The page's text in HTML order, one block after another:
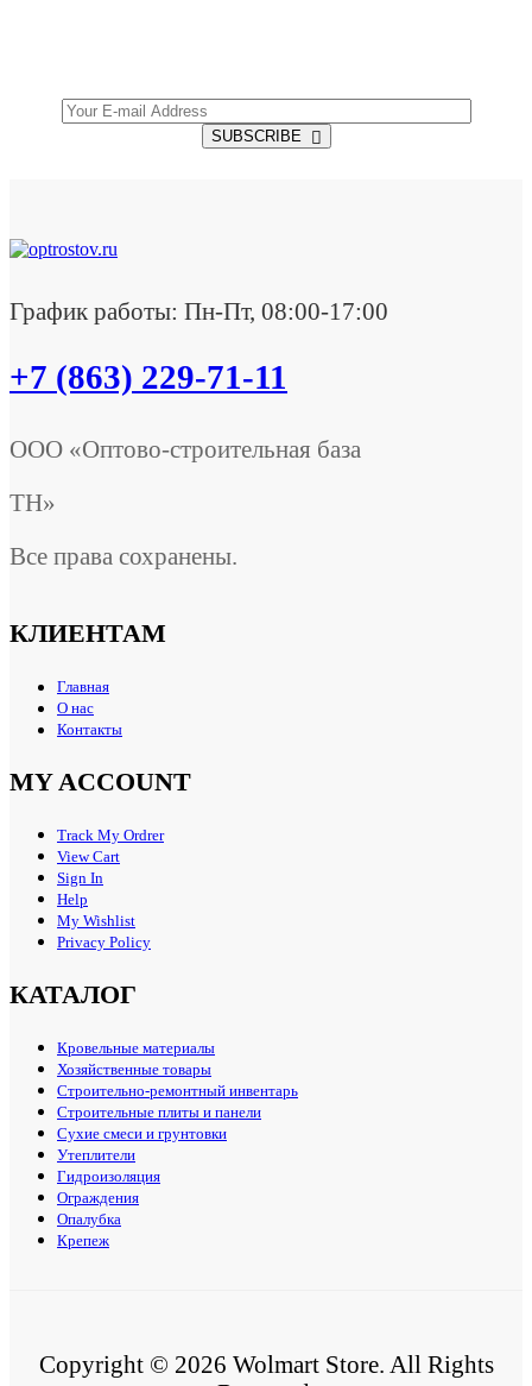
SUBSCRIBE
График работы: Пн-Пт, 08:00-17:00
+7 (863) 229-71-11
ООО «Оптово-строительная база
ТН»
Все права сохранены.
КЛИЕНТАМ
Главная
О нас
Контакты
MY ACCOUNT
Track My Ordrer
View Cart
Sign In
Help
My Wishlist
Privacy Policy
КАТАЛОГ
Кровельные материалы
Хозяйственные товары
Строительно-ремонтный инвентарь
Строительные плиты и панели
Сухие смеси и грунтовки
Утеплители
Гидроизоляция
Ограждения
Опалубка
Крепеж
Copyright © 2026 Wolmart Store. All Rights